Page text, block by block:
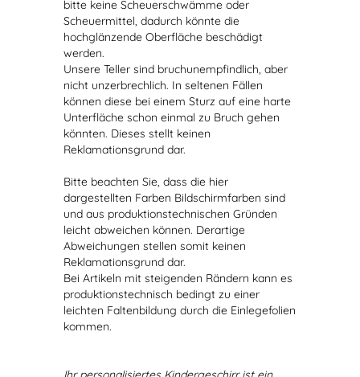
bitte keine Scheuerschwämme oder
Scheuermittel, dadurch könnte die
hochglänzende Oberfläche beschädigt
werden.
Unsere Teller sind bruchunempfindlich, aber
nicht unzerbrechlich. In seltenen Fällen
können diese bei einem Sturz auf eine harte
Unterfläche schon einmal zu Bruch gehen
könnten. Dieses stellt keinen
Reklamationsgrund dar.
Bitte beachten Sie, dass die hier
dargestellten Farben Bildschirmfarben sind
und aus produktionstechnischen Gründen
leicht abweichen können. Derartige
Abweichungen stellen somit keinen
Reklamationsgrund dar.
Bei Artikeln mit steigenden Rändern kann es
produktionstechnisch bedingt zu einer
leichten Faltenbildung durch die Einlegefolien
kommen.